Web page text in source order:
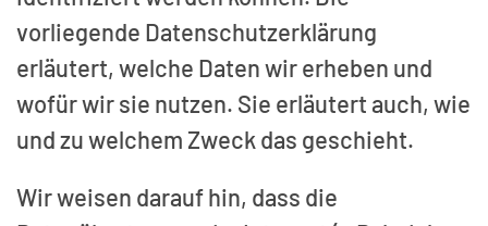
vorliegende Datenschutzerklärung
erläutert, welche Daten wir erheben und
wofür wir sie nutzen. Sie erläutert auch, wie
und zu welchem Zweck das geschieht.
Wir weisen darauf hin, dass die